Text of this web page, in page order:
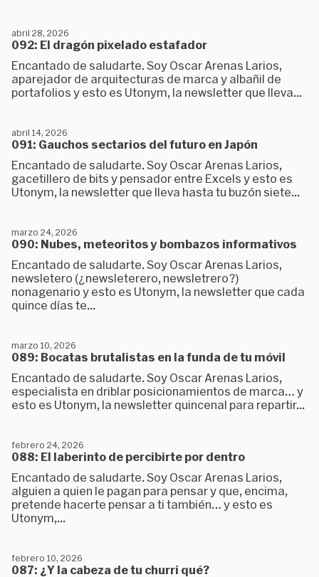
092: El dragón pixelado estafador
abril 28, 2026
Encantado de saludarte. Soy Oscar Arenas Larios,
aparejador de arquitecturas de marca y albañil de
portafolios y esto es Utonym, la newsletter que lleva...
091: Gauchos sectarios del futuro en Japón
abril 14, 2026
Encantado de saludarte. Soy Oscar Arenas Larios,
gacetillero de bits y pensador entre Excels y esto es
Utonym, la newsletter que lleva hasta tu buzón siete...
090: Nubes, meteoritos y bombazos informativos
marzo 24, 2026
Encantado de saludarte. Soy Oscar Arenas Larios,
newsletero (¿newsleterero, newsletrero?)
nonagenario y esto es Utonym, la newsletter que cada
quince días te...
089: Bocatas brutalistas en la funda de tu móvil
marzo 10, 2026
Encantado de saludarte. Soy Oscar Arenas Larios,
especialista en driblar posicionamientos de marca… y
esto es Utonym, la newsletter quincenal para repartir...
088: El laberinto de percibirte por dentro
febrero 24, 2026
Encantado de saludarte. Soy Oscar Arenas Larios,
alguien a quien le pagan para pensar y que, encima,
pretende hacerte pensar a ti también… y esto es
Utonym,...
087: ¿Y la cabeza de tu churri qué?
febrero 10, 2026